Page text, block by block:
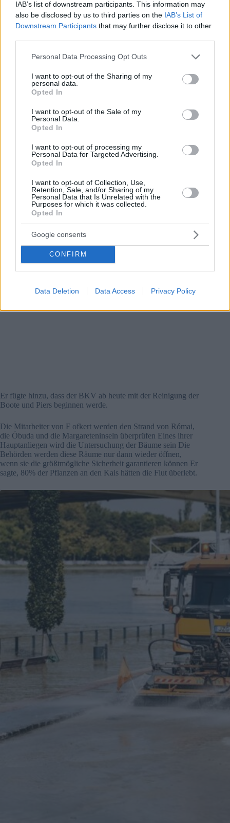
IAB’s list of downstream participants. This information may
also be disclosed by us to third parties on the IAB’s List of
Downstream Participants that may further disclose it to other
Please note that this website/app uses one or more Google
not limited to your visit or usage behaviour. You may click to
grant or deny consent to Google and its third-party tags to
use your data for below specified purposes in below Google
consent section.
Personal Data Processing Opt Outs
I want to opt-out of the Sharing of my
personal data.
Opted In
I want to opt-out of the Sale of my
Personal Data.
Opted In
I want to opt-out of processing my
Personal Data for Targeted Advertising.
Opted In
I want to opt-out of Collection, Use,
Retention, Sale, and/or Sharing of my
Personal Data that Is Unrelated with the
Purposes for which it was collected.
Opted In
Google consents
CONFIRM
Data Deletion Data Access Privacy Policy
UPDATE: Bürgermeister Karácsony: 150 Menschen arbeiten
an der Reinigung Budapests
Laut einer aktuellenFacebook-Post von Budapests
Treibholz und Schlamm von den Straßen geräumt, er schrieb,
nutzen Der getrocknete Sand der mehr als 520 Tausend
Sandsäcke wird im Bau verwendet.
Er fügte hinzu, dass der BKV ab heute mit der Reinigung der
Boote und Piers beginnen werde.
Die Mitarbeiter von F ofkert werden den Strand von Római,
die Óbuda und die Margareteninseln überprüfen Eines ihrer
Hauptanliegen wird die Untersuchung der Bäume sein Die
Behörden werden diese Räume nur dann wieder öffnen,
wenn sie die größtmögliche Sicherheit garantieren können Er
sagte, 80% der Pflanzen an den Kais hätten die Flut überlebt.